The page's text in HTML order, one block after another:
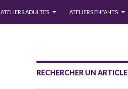
ATELIERS ADULTES ATELIERS ENFANTS
RECHERCHER UN ARTICLE